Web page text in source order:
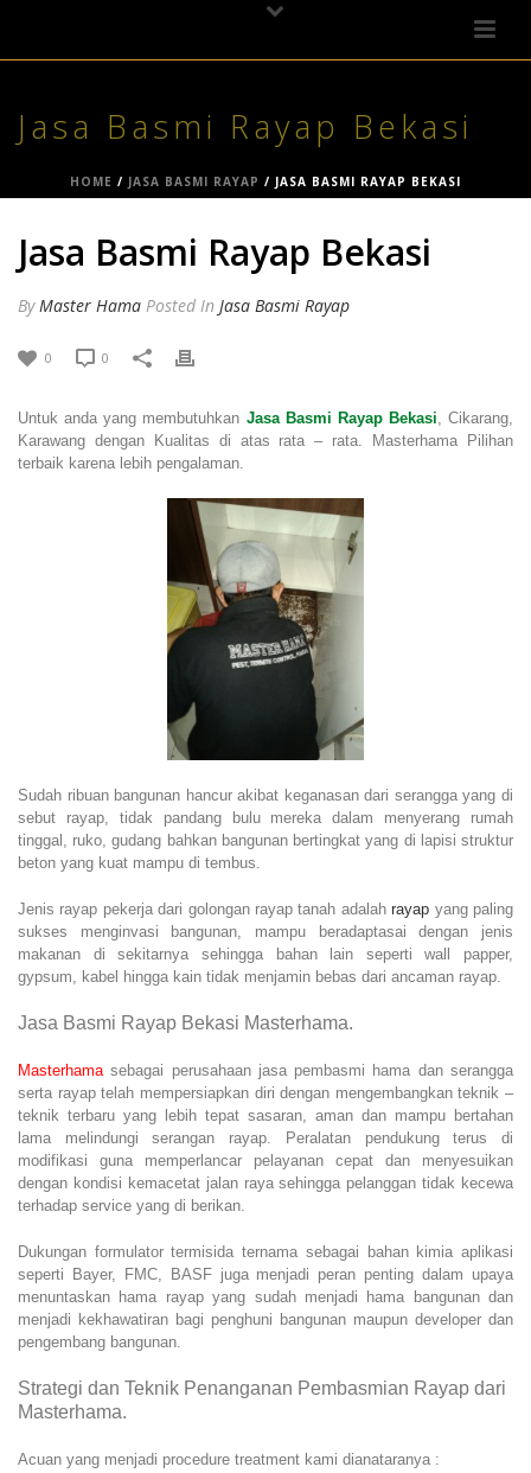
Jasa Basmi Rayap Bekasi
HOME / JASA BASMI RAYAP / JASA BASMI RAYAP BEKASI
Jasa Basmi Rayap Bekasi
ByMaster Hama Posted In Jasa Basmi Rayap
0 0
Untuk anda yang membutuhkan Jasa Basmi Rayap Bekasi, Cikarang,
Karawang dengan Kualitas di atas rata – rata. Masterhama Pilihan
terbaik karena lebih pengalaman.
Sudah ribuan bangunan hancur akibat keganasan dari serangga yang di
sebut rayap, tidak pandang bulu mereka dalam menyerang rumah
tinggal, ruko, gudang bahkan bangunan bertingkat yang di lapisi struktur
beton yang kuat mampu di tembus.
Jenis rayap pekerja dari golongan rayap tanah adalahrayap yang paling
sukses menginvasi bangunan, mampu beradaptasai dengan jenis
makanan di sekitarnya sehingga bahan lain seperti wall papper,
gypsum, kabel hingga kain tidak menjamin bebas dari ancaman rayap.
Jasa Basmi Rayap Bekasi Masterhama.
Masterhamasebagai perusahaan jasa pembasmi hama dan serangga
serta rayap telah mempersiapkan diri dengan mengembangkan teknik –
teknik terbaru yang lebih tepat sasaran, aman dan mampu bertahan
lama melindungi serangan rayap. Peralatan pendukung terus di
modifikasi guna memperlancar pelayanan cepat dan menyesuikan
dengan kondisi kemacetat jalan raya sehingga pelanggan tidak kecewa
terhadap service yang di berikan.
Dukungan formulator termisida ternama sebagai bahan kimia aplikasi
seperti Bayer, FMC, BASF juga menjadi peran penting dalam upaya
menuntaskan hama rayap yang sudah menjadi hama bangunan dan
menjadi kekhawatiran bagi penghuni bangunan maupun developer dan
pengembang bangunan.
Strategi dan Teknik Penanganan Pembasmian Rayap dari
Masterhama.
Acuan yang menjadi procedure treatment kami dianataranya :